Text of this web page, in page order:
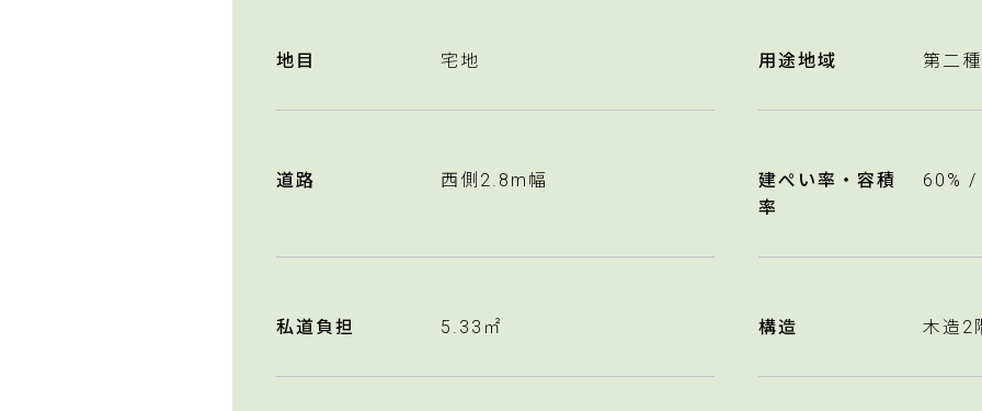
地目 宅地 用途地域 第二
道路 西側2.8m幅
建ぺい率・容積
率
60% /
私道負担 5.33㎡ 構造 木造2